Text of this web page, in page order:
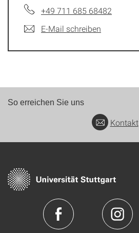
+49 711 685 68482
E-Mail schreiben
So erreichen Sie uns
Kontakt